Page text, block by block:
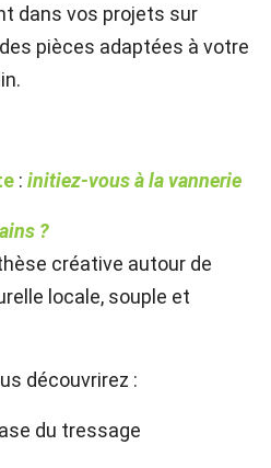
dans vos projets sur
pièces adaptées à votre
: initiez-vous à la vannerie
?
créative autour de
locale, souple et
découvrirez :
du tressage